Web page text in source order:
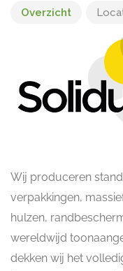
Overzicht
Wij produceren
verpakkingen,
hulzen,
wereldwijd
dekken wij het